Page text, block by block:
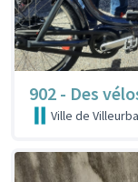
902 - Des
Ville de